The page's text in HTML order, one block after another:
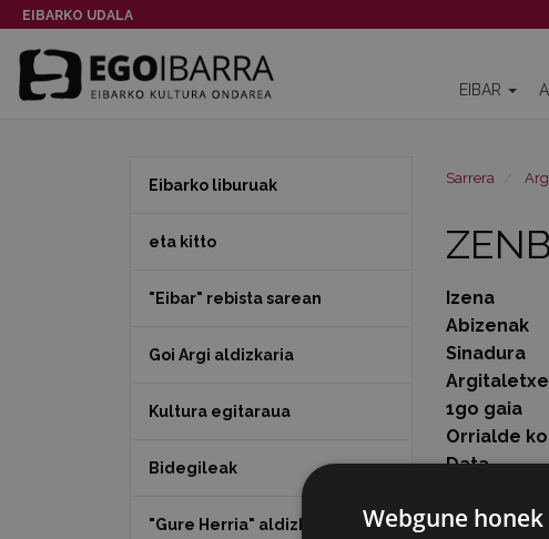
EIBARKO UDALA
EIBAR
Sarrera
Izena
Abizenak
Sinadura
1go gaia
Orrialde
Data
Eibarko liburuak
eta kitto
"Eibar" rebista sarean
Goi Argi aldizkaria
Kultura egitaraua
Bidegileak
"Gure Herria" aldizkaria Webgune